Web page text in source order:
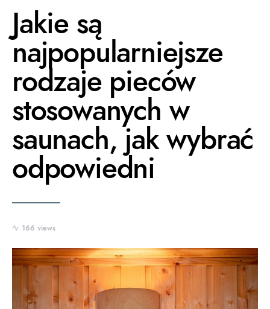
Jakie są
najpopularniejsze
rodzaje pieców
stosowanych w
saunach, jak wybrać
odpowiedni
166 views